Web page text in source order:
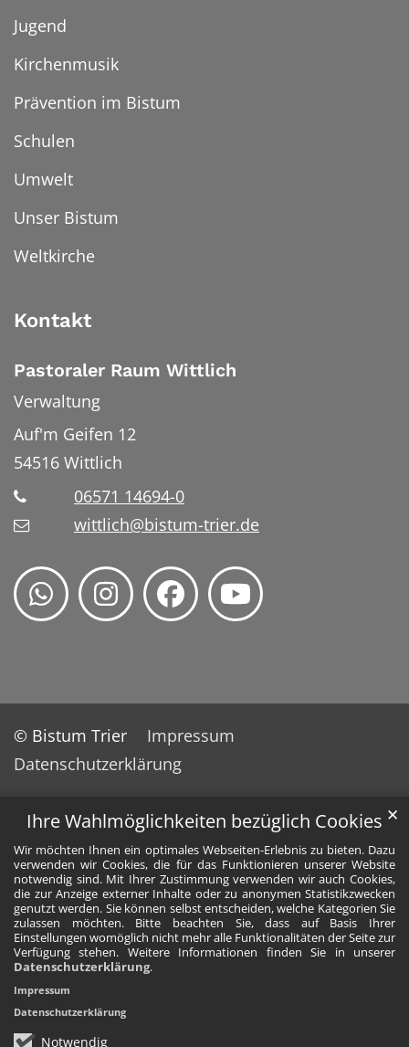
Ihre Wahlmöglichkeiten bezüglich Cookies
Wir möchten Ihnen ein optimales Webseiten-Erlebnis zu bieten. Dazu
verwenden wir Cookies, die für das Funktionieren unserer Website
notwendig sind. Mit Ihrer Zustimmung verwenden wir auch Cookies,
die zur Anzeige externer Inhalte oder zu anonymen Statistikzwecken
genutzt werden. Sie können selbst entscheiden, welche Kategorien Sie
zulassen möchten. Bitte beachten Sie, dass auf Basis Ihrer
Einstellungen womöglich nicht mehr alle Funktionalitäten der Seite zur
Verfügung stehen. Weitere Informationen finden Sie in unserer
Datenschutzerklärung.
Notwendig
✕
Impressum
Datenschutzerklärung
Jugend
Kirchenmusik
Prävention im Bistum
Schulen
Umwelt
Unser Bistum
Weltkirche
Kontakt
Pastoraler Raum Wittlich
Verwaltung
Auf'm Geifen 12
54516 Wittlich
06571 14694-0
wittlich@bistum-trier.de
© Bistum Trier
Impressum
Datenschutzerklärung